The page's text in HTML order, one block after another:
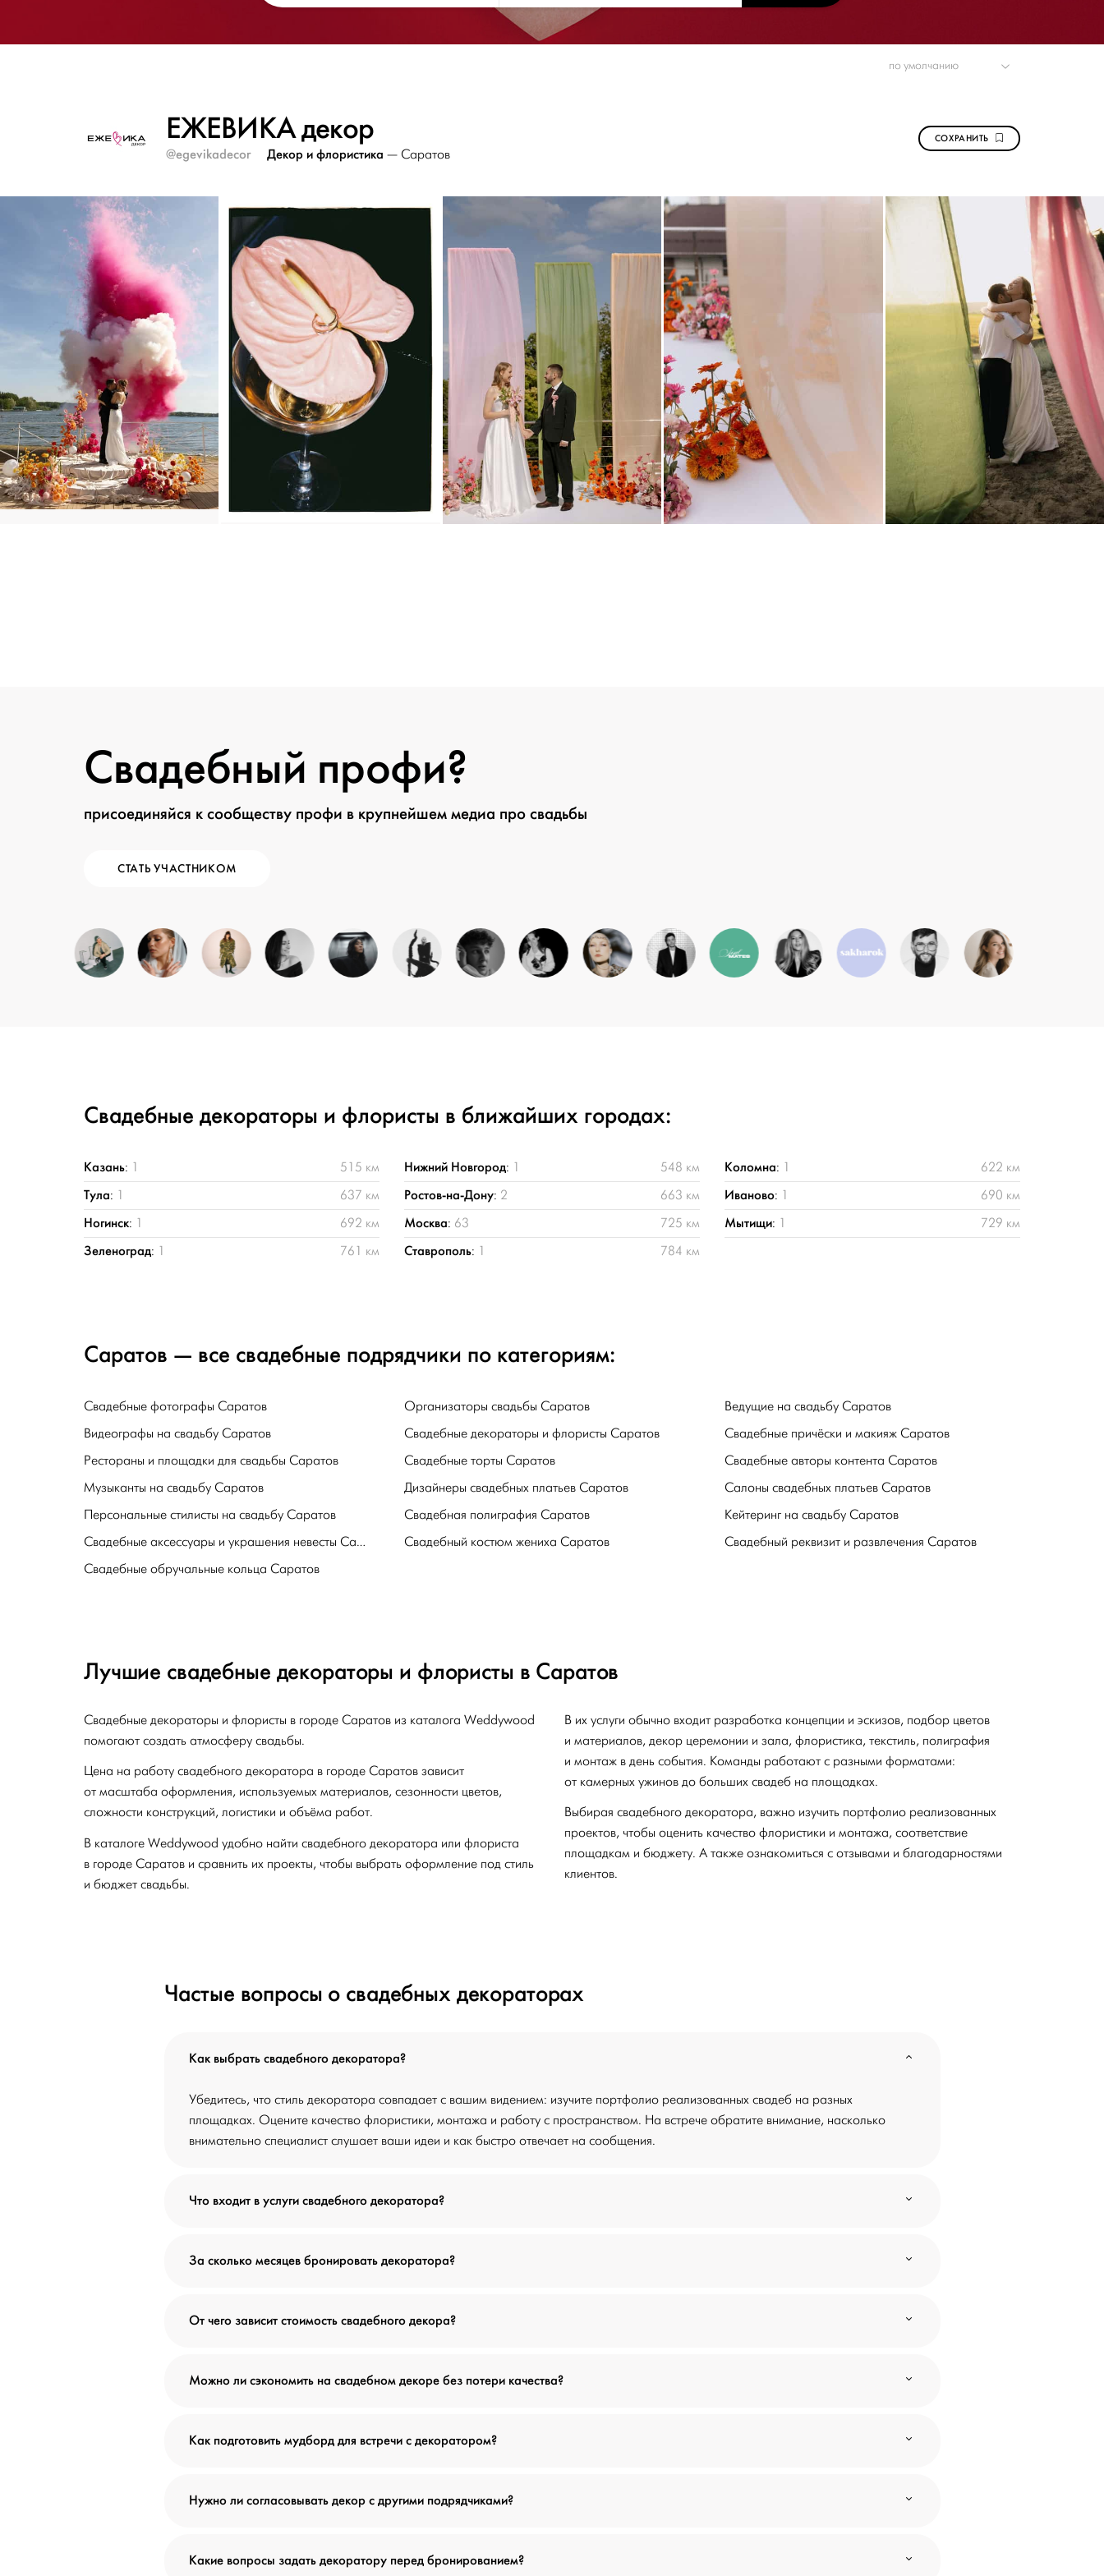
ЕЖЕВИКА декор
@egevikadecor Декор и флористика — Саратов
СОХРАНИТЬ
Свадебный профи?
присоединяйся к сообществу профи в крупнейшем медиа про свадьбы
СТАТЬ УЧАСТНИКОМ
Свадебные декораторы и флористы в ближайших городах:
Казань: 1 515 км Нижний Новгород: 1 548 км Коломна: 1 622 км
Тула: 1 637 км Ростов-на-Дону: 2 663 км Иваново: 1 690 км
Ногинск: 1 692 км Москва: 63 725 км Мытищи: 1 729 км
Зеленоград: 1 761 км Ставрополь: 1 784 км
Саратов — все свадебные подрядчики по категориям:
Свадебные фотографы Саратов Организаторы свадьбы Саратов
Ведущие на свадьбу Саратов
Видеографы на свадьбу Саратов
Свадебные декораторы и флористы Саратов
Свадебные причёски и макияж Саратов
Рестораны и площадки для свадьбы Саратов
Свадебные торты Саратов
Свадебные авторы контента Саратов
Музыканты на свадьбу Саратов
Дизайнеры свадебных платьев Саратов
Салоны свадебных платьев Саратов
Персональные стилисты на свадьбу Саратов
Свадебная полиграфия Саратов
Кейтеринг на свадьбу Саратов
Свадебные аксессуары и украшения невесты Саратов
Свадебный костюм жениха Саратов
Свадебный реквизит и развлечения Саратов
Свадебные обручальные кольца Саратов
Лучшие свадебные декораторы и флористы в Саратов
Свадебные декораторы и флористы в городе Саратов из каталога Weddywood
помогают создать атмосферу свадьбы.
Цена на работу свадебного декоратора в городе Саратов зависит
от масштаба оформления, используемых материалов, сезонности цветов,
сложности конструкций, логистики и объёма работ.
В каталоге Weddywood удобно найти свадебного декоратора или флориста
в городе Саратов и сравнить их проекты, чтобы выбрать оформление под стиль
и бюджет свадьбы.
В их услуги обычно входит разработка концепции и эскизов, подбор цветов
и материалов, декор церемонии и зала, флористика, текстиль, полиграфия
и монтаж в день события. Команды работают с разными форматами:
от камерных ужинов до больших свадеб на площадках.
Выбирая свадебного декоратора, важно изучить портфолио реализованных
проектов, чтобы оценить качество флористики и монтажа, соответствие
площадкам и бюджету. А также ознакомиться с отзывами и благодарностями
клиентов.
Частые вопросы о свадебных декораторах
Как выбрать свадебного декоратора?
Убедитесь, что стиль декоратора совпадает с вашим видением: изучите портфолио реализованных свадеб на разных
площадках. Оцените качество флористики, монтажа и работу с пространством. На встрече обратите внимание, насколько
внимательно специалист слушает ваши идеи и как быстро отвечает на сообщения.
Что входит в услуги свадебного декоратора?
За сколько месяцев бронировать декоратора?
От чего зависит стоимость свадебного декора?
Можно ли сэкономить на свадебном декоре без потери качества?
Как подготовить мудборд для встречи с декоратором?
Нужно ли согласовывать декор с другими подрядчиками?
Какие вопросы задать декоратору перед бронированием?